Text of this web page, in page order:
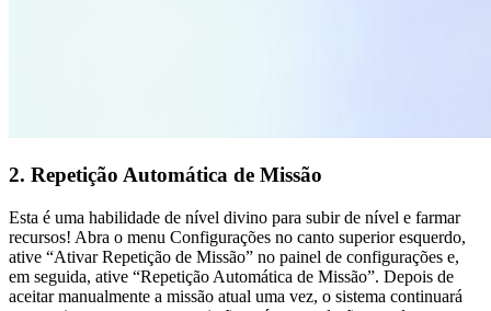
2. Repetição Automática de Missão
Esta é uma habilidade de nível divino para subir de nível e farmar
recursos! Abra o menu Configurações no canto superior esquerdo,
ative “Ativar Repetição de Missão” no painel de configurações e,
em seguida, ative “Repetição Automática de Missão”. Depois de
aceitar manualmente a missão atual uma vez, o sistema continuará